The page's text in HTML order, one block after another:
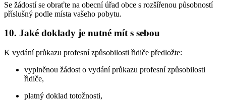
Se žádostí se obraťte na obecní úřad obce s rozšířenou působností
příslušný podle místa vašeho pobytu.
10. Jaké doklady je nutné mít s sebou
K vydání průkazu profesní způsobilosti řidiče předložte:
vyplněnou žádost o vydání průkazu profesní způsobilosti
řidiče,
platný doklad totožnosti,